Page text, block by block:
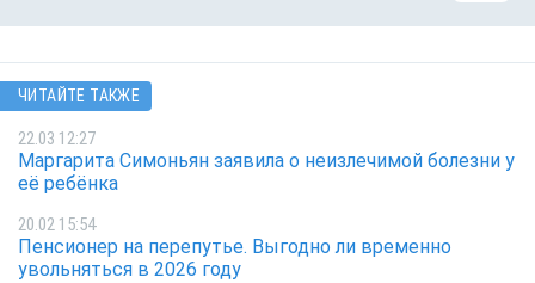
ЧИТАЙТЕ ТАКЖЕ
22.03 12:27
Маргарита Симоньян заявила о неизлечимой болезни у
её ребёнка
20.02 15:54
Пенсионер на перепутье. Выгодно ли временно
увольняться в 2026 году